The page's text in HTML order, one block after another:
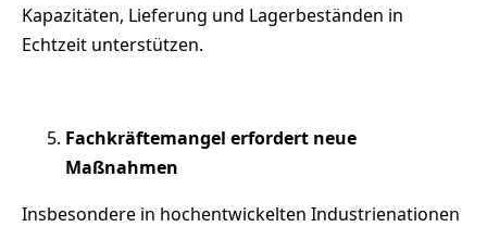
Kapazitäten, Lieferung und Lagerbeständen in
Echtzeit unterstützen.
Fachkräftemangel erfordert neue
Maßnahmen
Insbesondere in hochentwickelten Industrienationen